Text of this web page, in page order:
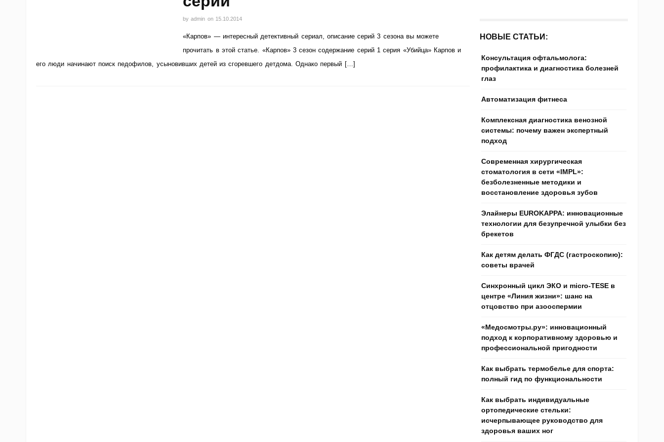
byadmin on 15.10.2014
«Карпов» — интересный детективный сериал, описание серий 3 сезона вы можете
прочитать в этой статье. «Карпов» 3 сезон содержание серий 1 серия «Убийца» Карпов и
его люди начинают поиск педофилов, усыновивших детей из сгоревшего детдома. Однако первый […]
НОВЫЕ СТАТЬИ:
Консультация офтальмолога:
профилактика и диагностика болезней
глаз
Автоматизация фитнеса
Комплексная диагностика венозной
системы: почему важен экспертный
подход
Современная хирургическая
стоматология в сети «IMPL»:
безболезненные методики и
восстановление здоровья зубов
Элайнеры EUROKAPPA: инновационные
технологии для безупречной улыбки без
брекетов
Как детям делать ФГДС (гастроскопию):
советы врачей
Синхронный цикл ЭКО и micro-TESE в
центре «Линия жизни»: шанс на
отцовство при азооспермии
«Медосмотры.ру»: инновационный
подход к корпоративному здоровью и
профессиональной пригодности
Как выбрать термобелье для спорта:
полный гид по функциональности
Как выбрать индивидуальные
ортопедические стельки:
исчерпывающее руководство для
здоровья ваших ног